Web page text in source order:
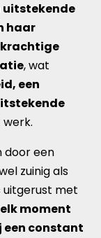
uitstekende
haar
krachtige
, wat
een
door een
zuinig als
uitgerust met
moment
constant